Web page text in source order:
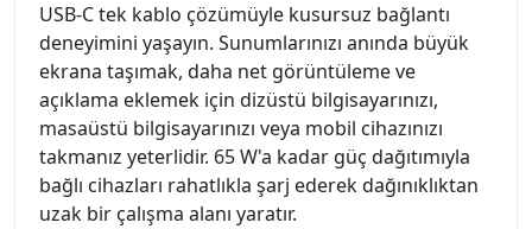
USB-C tek kablo çözümüyle kusursuz bağlantı
deneyimini yaşayın. Sunumlarınızı anında büyük
ekrana taşımak, daha net görüntüleme ve
açıklama eklemek için dizüstü bilgisayarınızı,
masaüstü bilgisayarınızı veya mobil cihazınızı
takmanız yeterlidir. 65 W'a kadar güç dağıtımıyla
bağlı cihazları rahatlıkla şarj ederek dağınıklıktan
uzak bir çalışma alanı yaratır.